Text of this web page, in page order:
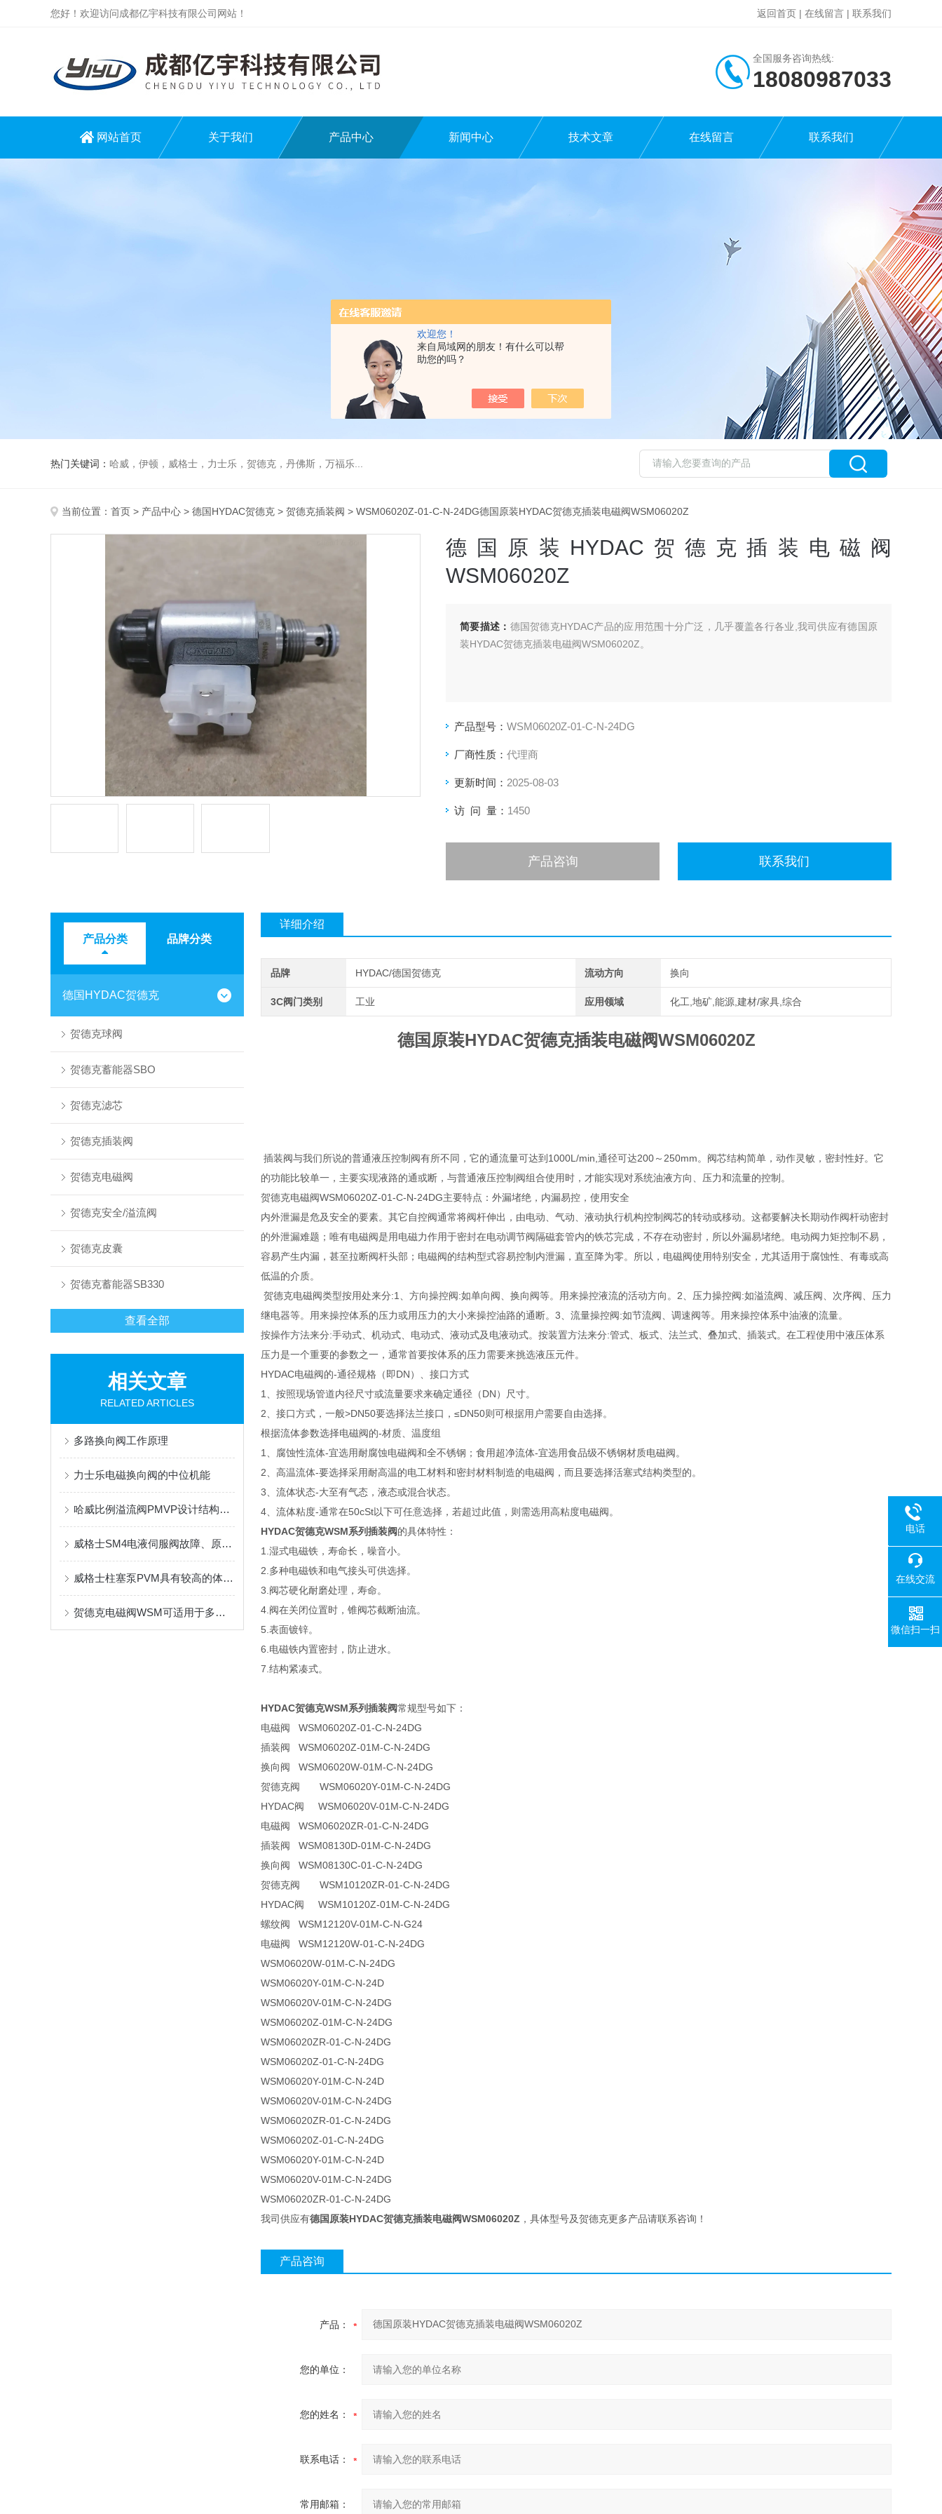
欢迎您！
来自局域网的朋友！有什么可以帮
助您的吗？
您好！欢迎访问成都亿宇科技有限公司网站！ 返回首页 | 在线留言 | 联系我们
全国服务咨询热线:
18080987033
网站首页 关于我们 产品中心 新闻中心 技术文章 在线留言 联系我们
热门关键词： 哈威，伊顿，威格士，力士乐，贺德克，丹佛斯，万福乐...
当前位置： 首页 > 产品中心 > 德国HYDAC贺德克 > 贺德克插装阀 > WSM06020Z-01-C-N-24DG德国原装HYDAC贺德克插装电磁阀WSM06020Z
德国原装HYDAC贺德克插装电磁阀
WSM06020Z
简要描述： 德国贺德克HYDAC产品的应用范围十分广泛，几乎覆盖各行各业,我司供应有德国原
装HYDAC贺德克插装电磁阀WSM06020Z。
产品型号： WSM06020Z-01-C-N-24DG
厂商性质： 代理商
更新时间： 2025-08-03
访 问 量： 1450
产品咨询 联系我们
产品分类 品牌分类
德国HYDAC贺德克
贺德克球阀
贺德克蓄能器SBO
贺德克滤芯
贺德克插装阀
贺德克电磁阀
贺德克安全/溢流阀
贺德克皮囊
贺德克蓄能器SB330
查看全部
相关文章
RELATED ARTICLES
多路换向阀工作原理
力士乐电磁换向阀的中位机能
哈威比例溢流阀PMVP设计结构简单，更容易维护和安装
威格士SM4电液伺服阀故障、原因、排除
威格士柱塞泵PVM具有较高的体积效率和机械效率
贺德克电磁阀WSM可适用于多种液体和气体介质
详细介绍
品牌 HYDAC/德国贺德克 流动方向 换向
3C阀门类别 工业 应用领域 化工,地矿,能源,建材/家具,综合
德国原装HYDAC贺德克插装电磁阀WSM06020Z
插装阀与我们所说的普通液压控制阀有所不同，它的通流量可达到1000L/min,通径可达200～250mm。阀芯结构简单，动作灵敏，密封性好。它
的功能比较单一，主要实现液路的通或断，与普通液压控制阀组合使用时，才能实现对系统油液方向、压力和流量的控制。
贺德克电磁阀WSM06020Z-01-C-N-24DG主要特点：外漏堵绝，内漏易控，使用安全
内外泄漏是危及安全的要素。其它自控阀通常将阀杆伸出，由电动、气动、液动执行机构控制阀芯的转动或移动。这都要解决长期动作阀杆动密封
的外泄漏难题；唯有电磁阀是用电磁力作用于密封在电动调节阀隔磁套管内的铁芯完成，不存在动密封，所以外漏易堵绝。电动阀力矩控制不易，
容易产生内漏，甚至拉断阀杆头部；电磁阀的结构型式容易控制内泄漏，直至降为零。所以，电磁阀使用特别安全，尤其适用于腐蚀性、有毒或高
低温的介质。
贺德克电磁阀类型按用处来分:1、方向操控阀:如单向阀、换向阀等。用来操控液流的活动方向。2、压力操控阀:如溢流阀、减压阀、次序阀、压力
继电器等。用来操控体系的压力或用压力的大小来操控油路的通断。3、流量操控阀:如节流阀、调速阀等。用来操控体系中油液的流量。
按操作方法来分:手动式、机动式、电动式、液动式及电液动式。按装置方法来分:管式、板式、法兰式、叠加式、插装式。在工程使用中液压体系
压力是一个重要的参数之一，通常首要按体系的压力需要来挑选液压元件。
HYDAC电磁阀的-通径规格（即DN）、接口方式
1、按照现场管道内径尺寸或流量要求来确定通径（DN）尺寸。
2、接口方式，一般>DN50要选择法兰接口，≤DN50则可根据用户需要自由选择。
根据流体参数选择电磁阀的-材质、温度组
1、腐蚀性流体-宜选用耐腐蚀电磁阀和全不锈钢；食用超净流体-宜选用食品级不锈钢材质电磁阀。
2、高温流体-要选择采用耐高温的电工材料和密封材料制造的电磁阀，而且要选择活塞式结构类型的。
3、流体状态-大至有气态，液态或混合状态。
4、流体粘度-通常在50cSt以下可任意选择，若超过此值，则需选用高粘度电磁阀。
HYDAC贺德克WSM系列插装阀的具体特性：
1.湿式电磁铁，寿命长，噪音小。
2.多种电磁铁和电气接头可供选择。
3.阀芯硬化耐磨处理，寿命。
4.阀在关闭位置时，锥阀芯截断油流。
5.表面镀锌。
6.电磁铁内置密封，防止进水。
7.结构紧凑式。
HYDAC贺德克WSM系列插装阀常规型号如下：
电磁阀 WSM06020Z-01-C-N-24DG
插装阀 WSM06020Z-01M-C-N-24DG
换向阀 WSM06020W-01M-C-N-24DG
贺德克阀 WSM06020Y-01M-C-N-24DG
HYDAC阀 WSM06020V-01M-C-N-24DG
电磁阀 WSM06020ZR-01-C-N-24DG
插装阀 WSM08130D-01M-C-N-24DG
换向阀 WSM08130C-01-C-N-24DG
贺德克阀 WSM10120ZR-01-C-N-24DG
HYDAC阀 WSM10120Z-01M-C-N-24DG
螺纹阀 WSM12120V-01M-C-N-G24
电磁阀 WSM12120W-01-C-N-24DG
WSM06020W-01M-C-N-24DG
WSM06020Y-01M-C-N-24D
WSM06020V-01M-C-N-24DG
WSM06020Z-01M-C-N-24DG
WSM06020ZR-01-C-N-24DG
WSM06020Z-01-C-N-24DG
WSM06020Y-01M-C-N-24D
WSM06020V-01M-C-N-24DG
WSM06020ZR-01-C-N-24DG
WSM06020Z-01-C-N-24DG
WSM06020Y-01M-C-N-24D
WSM06020V-01M-C-N-24DG
WSM06020ZR-01-C-N-24DG
我司供应有德国原装HYDAC贺德克插装电磁阀WSM06020Z ，具体型号及贺德克更多产品请联系咨询！
产品咨询
产品：
您的单位：
您的姓名：
联系电话：
常用邮箱：
电话
在线交流
微信扫一扫